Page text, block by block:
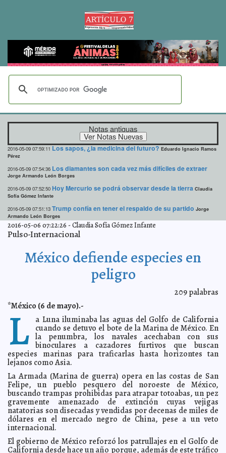
Notas antiguas
2016-05-09 07:59:11 Los sapos, ¿la medicina del futuro? Eduardo Ignacio Ramos
Pérez
2016-05-09 07:54:36 Los diamantes son cada vez más difíciles de extraer
Jorge Armando León Borges
2016-05-09 07:52:50 Hoy Mercurio se podrá observar desde la tierra Claudia
Sofía Gómez Infante
2016-05-09 07:51:13 Trump confía en tener el respaldo de su partido Jorge
Armando León Borges
2016-05-09 07:34:41 Chapo bromeó sobre Trump, afirma Kate del Castillo
Claudia Sofía Gómez Infante
Esperan lluvias nocturnas
19 de noviembre, Día Nacional del Abuso Sexual
2016-05-09 07:16:24 Calderón reitera: No pagará por el muro
León Borges
2016-05-09 07:14:55 Otro sismo en Oaxaca Claudia Sofía Gómez Infante
2016-05-09 07:13:48 El Chapo será extraditado Claudia Sofía Gómez Infante
2016-05-08 06:24:49 Zayn Malik se reinvindica Claudia Sofía Gómez Infante
2016-05-08 06:13:30 Carlos Rivera no podrá despedirse de El Rey León
Armando León Borges
2016-05-08 06:10:10 Mujeres, más afectadas por el sol Jorge Armando León
Borges
2016-05-08 06:08:20 Marcha a favor de la mariguana Claudia Sofía Gómez Infante
2016-05-08 06:06:31 La caída de una It Girl Claudia Sofía Gómez Infante
2016-05-07 06:07:50 Televisa, involucrada en caso de lavado de dinero
Armando León Borges
2016-05-07 06:03:21 Gandhi, fuente de inspiración del movimiento pacifista
2016-05-06 07:22:26 -Claudia Sofía Gómez Infante
Pulso-Internacional
México defiende especies en
peligro
209palabras
*México (6 de mayo).-
L a Luna iluminaba las aguas del Golfo de California
cuando se detuvo el bote de la Marina de México. En
la penumbra, los navales acechaban con sus
binoculares a cazadores furtivos que buscan
especies marinas para traficarlas hasta horizontes tan
lejanos como Asia.
La Armada (Marina de guerra) opera en las costas de San
Felipe, un pueblo pesquero del noroeste de México,
buscando trampas prohibidas para atrapar totoabas, un pez
gravemente amenazado de extinción cuyas vejigas
natatorias son disecadas y vendidas por decenas de miles de
dólares en el mercado negro de China, pese a un veto
internacional.
El gobierno de México reforzó los patrullajes en el Golfo de
California desde hace un año porque, además de este tráfico